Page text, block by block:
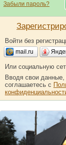
Забыли пароль?
Войти без
mail.ru
Или социальную
Вводя свои
соглашаетесь с